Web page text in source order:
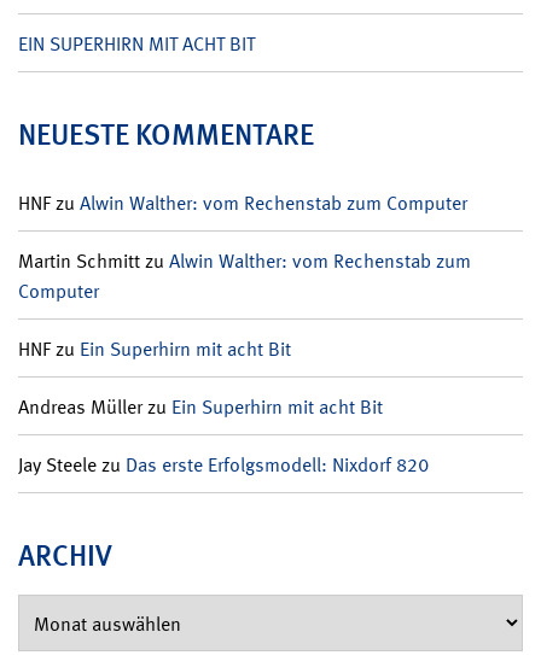
EIN SUPERHIRN MIT ACHT BIT
NEUESTE KOMMENTARE
HNFzu Alwin Walther: vom Rechenstab zum Computer
Martin Schmittzu Alwin Walther: vom Rechenstab zum
Computer
HNFzu Ein Superhirn mit acht Bit
Andreas Müllerzu Ein Superhirn mit acht Bit
Jay Steelezu Das erste Erfolgsmodell: Nixdorf 820
ARCHIV